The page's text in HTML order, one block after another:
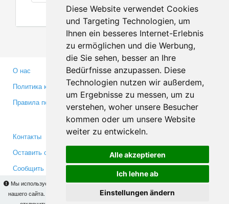
Diese Website verwendet Cookies
und Targeting Technologien, um
Ihnen ein besseres Internet-Erlebnis
zu ermöglichen und die Werbung,
die Sie sehen, besser an Ihre
Bedürfnisse anzupassen. Diese
Technologien nutzen wir außerdem,
um Ergebnisse zu messen, um zu
verstehen, woher unsere Besucher
kommen oder um unsere Website
weiter zu entwickeln.
Alle akzeptieren
Ich lehne ab
Einstellungen ändern
Мы используем cookies для того, чтобы Вы могли использовать весь функционал
нашего сайта. На
Вы сможете узнать подробности и, при желании,
О нас
Политика конфиденциальности
Правила пользования
Партнерам
Инвесторам
Медиа
Контакты
Оставить отзыв
Сообщить об ошибке
Facebook
Twitter
YouTube
Google+